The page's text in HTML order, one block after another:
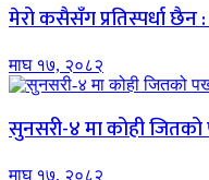
मेरो कसैसँग प्रतिस्पर्धा छैन
माघ १७, २०८२
सुनसरी-४ मा कोही जितको
माघ १७, २०८२